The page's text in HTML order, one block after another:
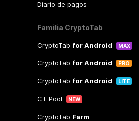
Diario de pagos
Familia CryptoTab
CryptoTab for Android MAX
CryptoTab for Android PRO
CryptoTab for Android LITE
CT Pool NEW
CryptoTab Farm